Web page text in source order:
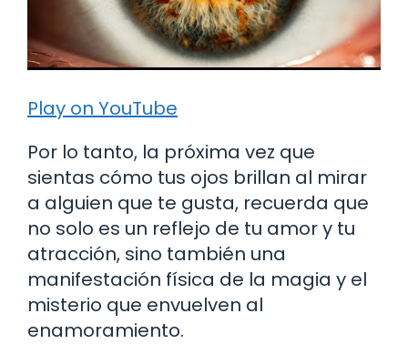
Play on YouTube
Por lo tanto, la próxima vez que
sientas cómo tus ojos brillan al mirar
a alguien que te gusta, recuerda que
no solo es un reflejo de tu amor y tu
atracción, sino también una
manifestación física de la magia y el
misterio que envuelven al
enamoramiento.